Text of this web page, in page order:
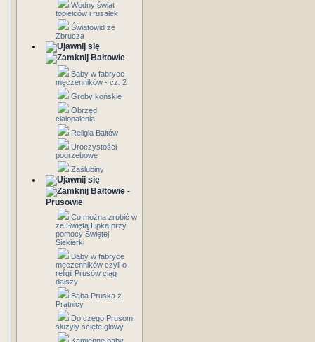
Wodny świat
topielców i rusałek
Światowid ze
Zbrucza
Bałtowie
Baby w fabryce
męczenników - cz. 2
Groby końskie
Obrzęd
ciałopalenia
Religia Bałtów
Uroczystości
pogrzebowe
Zaślubiny
Bałtowie -
Prusowie
Co można zrobić w
ze Świętą Lipką przy
pomocy Świętej
Siekierki
Baby w fabryce
męczenników czyli o
religii Prusów ciąg
dalszy
Baba Pruska z
Prątnicy
Do czego Prusom
służyły ścięte głowy